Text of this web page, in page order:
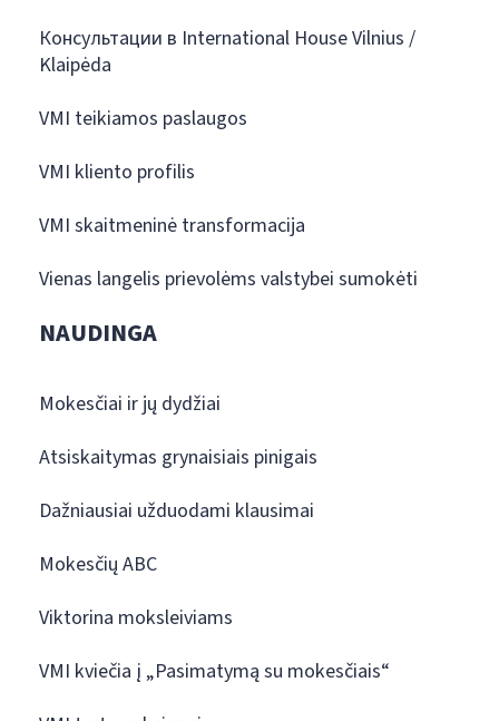
Консультации в International House Vilnius /
Klaipėda
VMI teikiamos paslaugos
VMI kliento profilis
VMI skaitmeninė transformacija
Vienas langelis prievolėms valstybei sumokėti
NAUDINGA
Mokesčiai ir jų dydžiai
Atsiskaitymas grynaisiais pinigais
Dažniausiai užduodami klausimai
Mokesčių ABC
Viktorina moksleiviams
VMI kviečia į „Pasimatymą su mokesčiais“